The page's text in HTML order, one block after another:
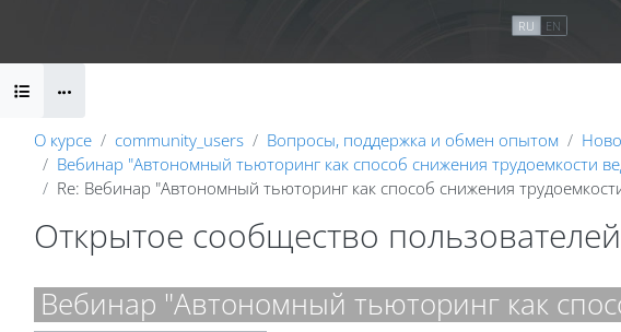
RU EN
Блоки
О курсе community_users Вопросы, поддержка и обмен опытом
Вебинар "Автономный тьюторинг как способ снижения трудоемкости
Re: Вебинар "Автономный тьюторинг как способ снижения
Открытое сообщество
Блоки
Вебинар "Автономный тьюторинг как